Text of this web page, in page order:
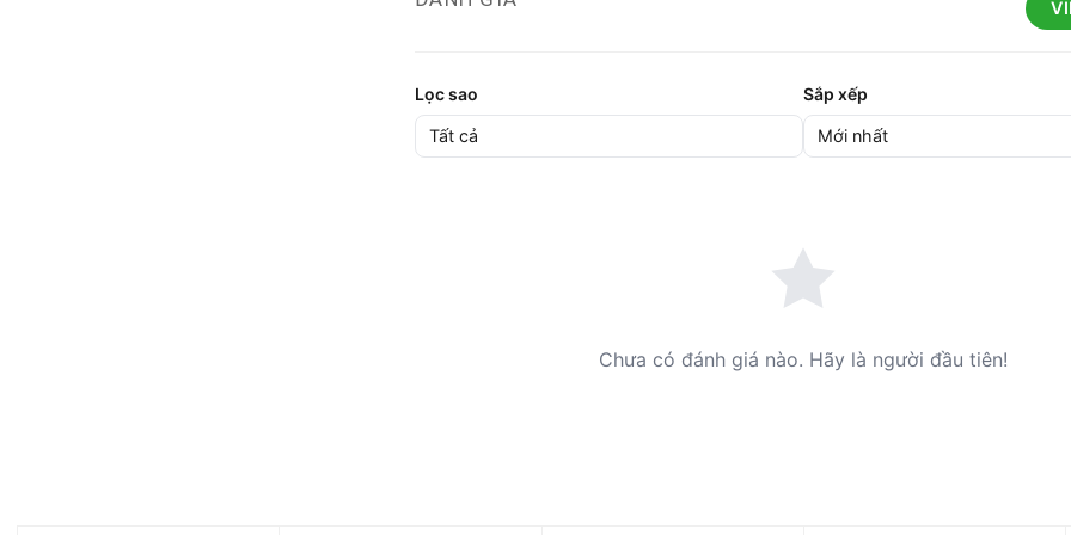
Lọc sao Sắp xếp
Chưa có đánh giá nào. Hãy là người đầu tiên!